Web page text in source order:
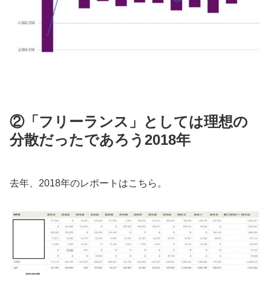
②「フリーランス」としては理想の
分散だったであろう2018年
去年、2018年のレポートはこちら。